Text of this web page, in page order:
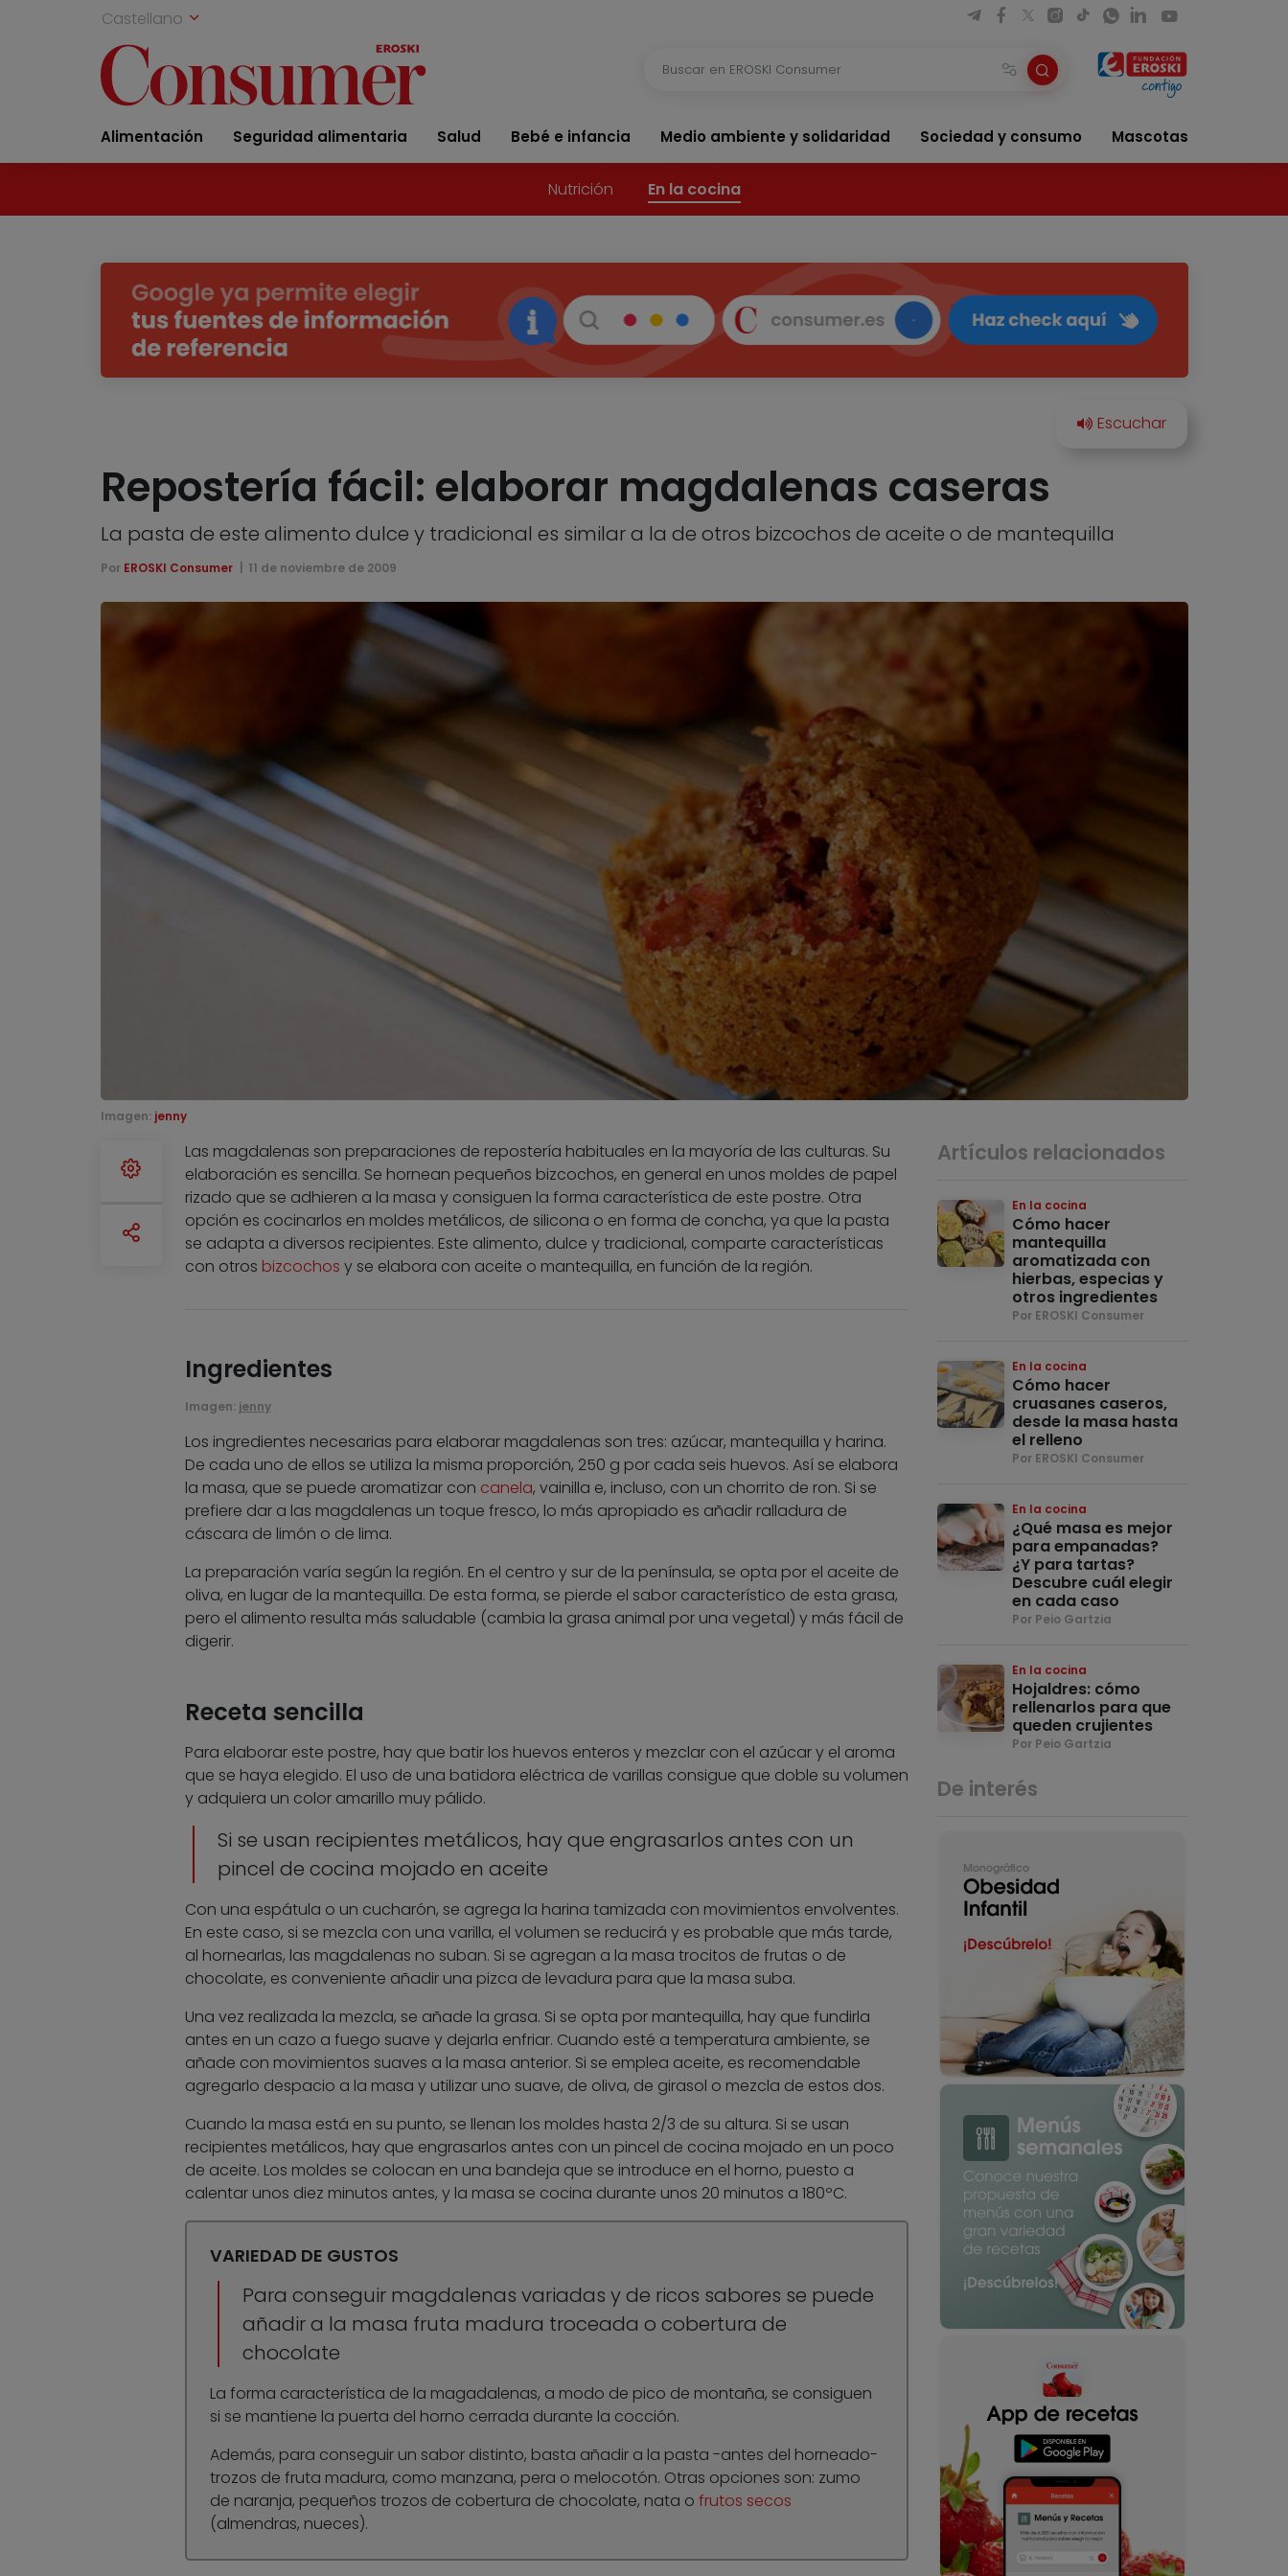
Castellano
Alimentación Seguridad alimentaria Salud Bebé e infancia Medio ambiente y solidaridad Sociedad y consumo Mascotas
Nutrición En la cocina
Repostería fácil: elaborar magdalenas caseras
La pasta de este alimento dulce y tradicional es similar a la de otros bizcochos de aceite o de mantequilla
Por EROSKI Consumer 11 de noviembre de 2009
Imagen: jenny
Las magdalenas son preparaciones de repostería habituales en la mayoría de las culturas. Su
elaboración es sencilla. Se hornean pequeños bizcochos, en general en unos moldes de papel
rizado que se adhieren a la masa y consiguen la forma característica de este postre. Otra
opción es cocinarlos en moldes metálicos, de silicona o en forma de concha, ya que la pasta
se adapta a diversos recipientes. Este alimento, dulce y tradicional, comparte características
con otros bizcochos y se elabora con aceite o mantequilla, en función de la región.
Ingredientes
Imagen: jenny
Los ingredientes necesarias para elaborar magdalenas son tres: azúcar, mantequilla y harina.
De cada uno de ellos se utiliza la misma proporción, 250 g por cada seis huevos. Así se elabora
la masa, que se puede aromatizar con canela, vainilla e, incluso, con un chorrito de ron. Si se
prefiere dar a las magdalenas un toque fresco, lo más apropiado es añadir ralladura de
cáscara de limón o de lima.
La preparación varía según la región. En el centro y sur de la península, se opta por el aceite de
oliva, en lugar de la mantequilla. De esta forma, se pierde el sabor característico de esta grasa,
pero el alimento resulta más saludable (cambia la grasa animal por una vegetal) y más fácil de
digerir.
Receta sencilla
Para elaborar este postre, hay que batir los huevos enteros y mezclar con el azúcar y el aroma
que se haya elegido. El uso de una batidora eléctrica de varillas consigue que doble su volumen
y adquiera un color amarillo muy pálido.
Si se usan recipientes metálicos, hay que engrasarlos antes con un
pincel de cocina mojado en aceite
Con una espátula o un cucharón, se agrega la harina tamizada con movimientos envolventes.
En este caso, si se mezcla con una varilla, el volumen se reducirá y es probable que más tarde,
al hornearlas, las magdalenas no suban. Si se agregan a la masa trocitos de frutas o de
chocolate, es conveniente añadir una pizca de levadura para que la masa suba.
Una vez realizada la mezcla, se añade la grasa. Si se opta por mantequilla, hay que fundirla
antes en un cazo a fuego suave y dejarla enfriar. Cuando esté a temperatura ambiente, se
añade con movimientos suaves a la masa anterior. Si se emplea aceite, es recomendable
agregarlo despacio a la masa y utilizar uno suave, de oliva, de girasol o mezcla de estos dos.
Cuando la masa está en su punto, se llenan los moldes hasta 2/3 de su altura. Si se usan
recipientes metálicos, hay que engrasarlos antes con un pincel de cocina mojado en un poco
de aceite. Los moldes se colocan en una bandeja que se introduce en el horno, puesto a
calentar unos diez minutos antes, y la masa se cocina durante unos 20 minutos a 180ºC.
VARIEDAD DE GUSTOS
Para conseguir magdalenas variadas y de ricos sabores se puede
añadir a la masa fruta madura troceada o cobertura de
chocolate
La forma característica de la magadalenas, a modo de pico de montaña, se consiguen
si se mantiene la puerta del horno cerrada durante la cocción.
Además, para conseguir un sabor distinto, basta añadir a la pasta -antes del horneado-
trozos de fruta madura, como manzana, pera o melocotón. Otras opciones son: zumo
de naranja, pequeños trozos de cobertura de chocolate, nata o frutos secos
(almendras, nueces).
Artículos relacionados
En la cocina
Cómo hacer
mantequilla
aromatizada con
hierbas, especias y
otros ingredientes
Por EROSKI Consumer
En la cocina
Cómo hacer
cruasanes caseros,
desde la masa hasta
el relleno
Por EROSKI Consumer
En la cocina
¿Qué masa es mejor
para empanadas?
¿Y para tartas?
Descubre cuál elegir
en cada caso
Por Peio Gartzia
En la cocina
Hojaldres: cómo
rellenarlos para que
queden crujientes
Por Peio Gartzia
De interés